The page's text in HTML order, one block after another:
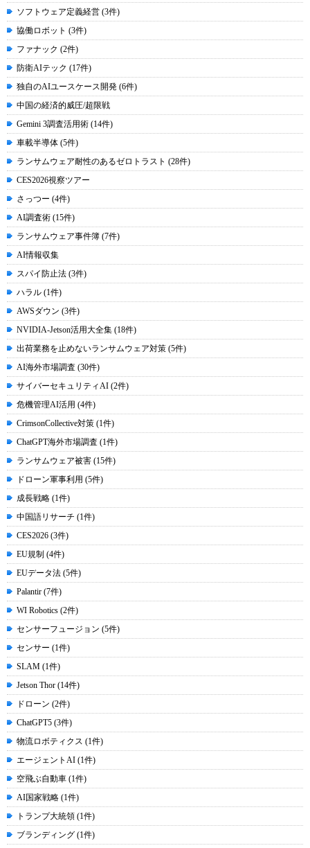
ソフトウェア定義経営 (3件)
協働ロボット (3件)
ファナック (2件)
防衛AIテック (17件)
独自のAIユースケース開発 (6件)
中国の経済的威圧/超限戦
Gemini 3調査活用術 (14件)
車載半導体 (5件)
ランサムウェア耐性のあるゼロトラスト (28件)
CES2026視察ツアー
さっつー (4件)
AI調査術 (15件)
ランサムウェア事件簿 (7件)
AI情報収集
スパイ防止法 (3件)
ハラル (1件)
AWSダウン (3件)
NVIDIA-Jetson活用大全集 (18件)
出荷業務を止めないランサムウェア対策 (5件)
AI海外市場調査 (30件)
サイバーセキュリティAI (2件)
危機管理AI活用 (4件)
CrimsonCollective対策 (1件)
ChatGPT海外市場調査 (1件)
ランサムウェア被害 (15件)
ドローン軍事利用 (5件)
成長戦略 (1件)
中国語リサーチ (1件)
CES2026 (3件)
EU規制 (4件)
EUデータ法 (5件)
Palantir (7件)
WI Robotics (2件)
センサーフュージョン (5件)
センサー (1件)
SLAM (1件)
Jetson Thor (14件)
ドローン (2件)
ChatGPT5 (3件)
物流ロボティクス (1件)
エージェントAI (1件)
空飛ぶ自動車 (1件)
AI国家戦略 (1件)
トランプ大統領 (1件)
ブランディング (1件)